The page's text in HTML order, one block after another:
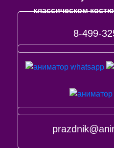
классическом
8-499-